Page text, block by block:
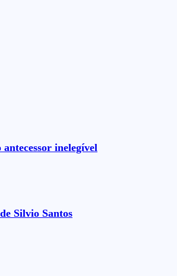
inelegível
Silvio Santos